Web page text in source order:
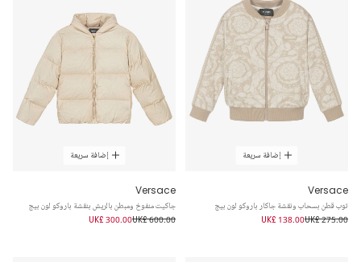
إضافة سريعة
Versace
توب قطن بسحاب ونقشة جاكار باروكو لون بيج
UK£ 275.00
UK£ 138.00
إضافة سريعة
Versace
جاكيت منفوخ ومبطن بالريش بنقشة باروكو لون بيج
UK£ 600.00
UK£ 300.00